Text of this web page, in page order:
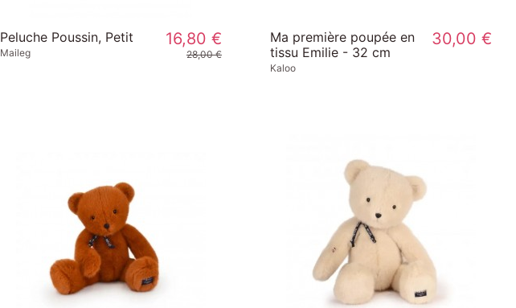
Peluche Poussin, Petit
Maileg
16,80 €
28,00 €
Ma première poupée en
tissu Emilie - 32 cm
Kaloo
30,00 €